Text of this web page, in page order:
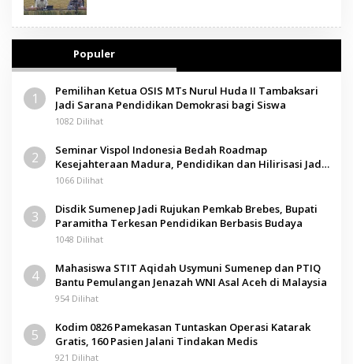
Populer
1
Pemilihan Ketua OSIS MTs Nurul Huda II Tambaksari
Jadi Sarana Pendidikan Demokrasi bagi Siswa
1082 Dilihat
2
Seminar Vispol Indonesia Bedah Roadmap
Kesejahteraan Madura, Pendidikan dan Hilirisasi Jadi
Kunci
1066 Dilihat
3
Disdik Sumenep Jadi Rujukan Pemkab Brebes, Bupati
Paramitha Terkesan Pendidikan Berbasis Budaya
1048 Dilihat
4
Mahasiswa STIT Aqidah Usymuni Sumenep dan PTIQ
Bantu Pemulangan Jenazah WNI Asal Aceh di Malaysia
954 Dilihat
5
Kodim 0826 Pamekasan Tuntaskan Operasi Katarak
Gratis, 160 Pasien Jalani Tindakan Medis
921 Dilihat